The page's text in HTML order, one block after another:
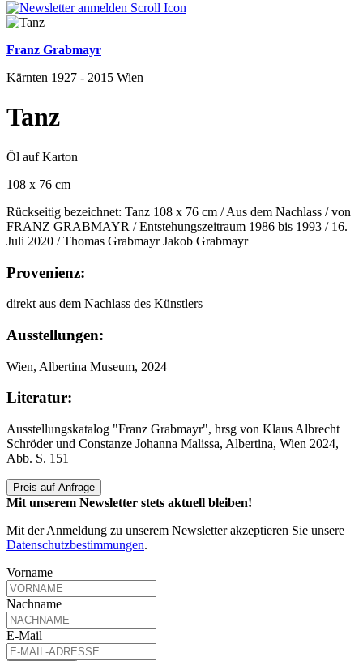
Franz Grabmayr
Kärnten 1927 - 2015 Wien
Tanz
Öl auf Karton
108 x 76 cm
Rückseitig bezeichnet: Tanz 108 x 76 cm / Aus dem Nachlass / von
FRANZ GRABMAYR / Entstehungszeitraum 1986 bis 1993 / 16.
Juli 2020 / Thomas Grabmayr Jakob Grabmayr
Provenienz:
direkt aus dem Nachlass des Künstlers
Ausstellungen:
Wien, Albertina Museum, 2024
Literatur:
Ausstellungskatalog "Franz Grabmayr", hrsg von Klaus Albrecht
Schröder und Constanze Johanna Malissa, Albertina, Wien 2024,
Abb. S. 151
Preis auf Anfrage
Mit unserem Newsletter stets aktuell bleiben!
Mit der Anmeldung zu unserem Newsletter akzeptieren Sie unsere
Datenschutzbestimmungen.
Vorname
Nachname
E-Mail